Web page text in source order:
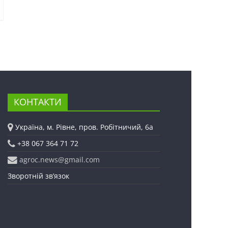
КОНТАКТИ
Україна, м. Рівне, пров. Робітничий, 6а
+38 067 364 71 72
agroc.news@gmail.com
Зворотній зв’язок